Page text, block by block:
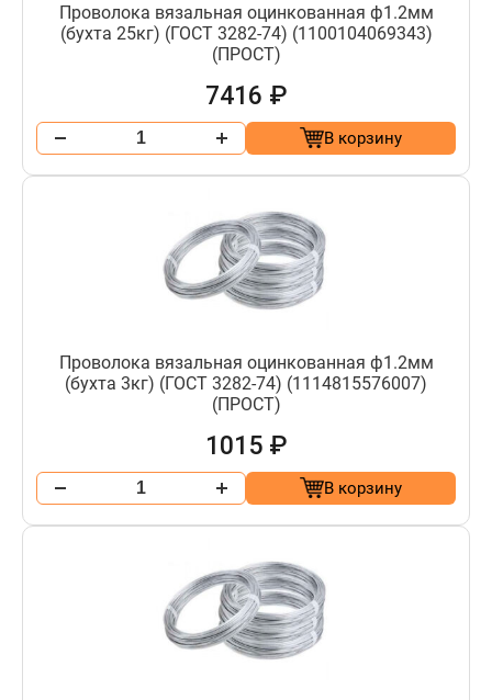
Проволока вязальная оцинкованная ф1.2мм
(бухта 25кг) (ГОСТ 3282-74) (1100104069343)
(ПРОСТ)
7416 ₽
В корзину
Проволока вязальная оцинкованная ф1.2мм
(бухта 3кг) (ГОСТ 3282-74) (1114815576007)
(ПРОСТ)
1015 ₽
В корзину